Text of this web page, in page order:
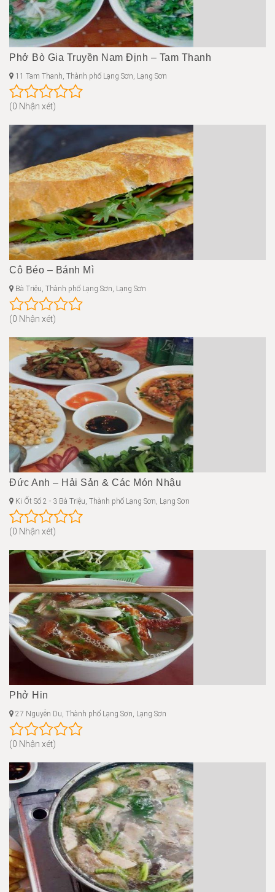
Phở Bò Gia Truyền Nam Định – Tam Thanh
11 Tam Thanh, Thành phố Lạng Sơn, Lạng Sơn
(0 Nhận xét)
Cô Béo – Bánh Mì
Bà Triệu, Thành phố Lạng Sơn, Lạng Sơn
(0 Nhận xét)
Đức Anh – Hải Sản & Các Món Nhậu
Ki Ốt Số 2 - 3 Bà Triệu, Thành phố Lạng Sơn, Lạng Sơn
(0 Nhận xét)
Phở Hin
27 Nguyễn Du, Thành phố Lạng Sơn, Lạng Sơn
(0 Nhận xét)